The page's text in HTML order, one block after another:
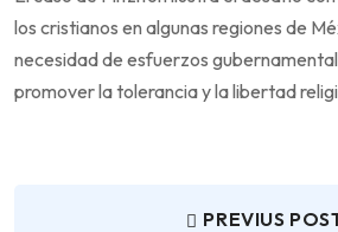
los cristianos en algunas regiones de
necesidad de esfuerzos
promover la tolerancia y la libertad
PREVIUS